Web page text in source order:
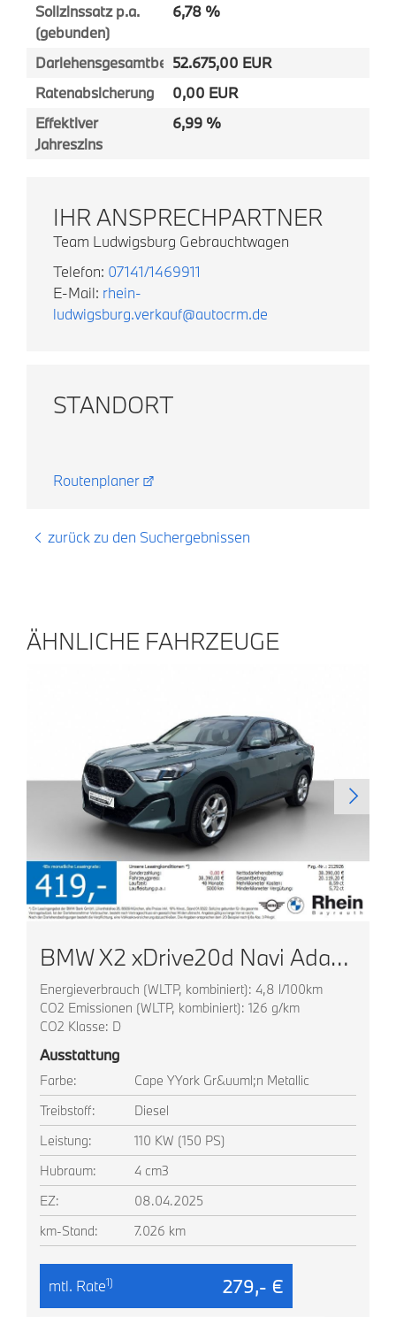
Sollzinssatz p.a.
(gebunden)
6,78 %
Darlehensgesamtbetrag52.675,00 EUR
Ratenabsicherung
0,00 EUR
Effektiver
Jahreszins
6,99 %
IHR ANSPRECHPARTNER
Team Ludwigsburg Gebrauchtwagen
Telefon: 07141/1469911
E-Mail: rhein-
ludwigsburg.verkauf@autocrm.de
STANDORT
Routenplaner
zurück zu den Suchergebnissen
ÄHNLICHE FAHRZEUGE
BMW X2 xDrive20d Navi AdapLED ACC HUD Park+ Komfortz
Energieverbrauch (WLTP, kombiniert): 4,8 l/100km
CO2 Emissionen (WLTP, kombiniert): 126 g/km
CO2 Klasse: D
Ausstattung
Farbe:
Cape YYork Gr&uuml;n Metallic
Treibstoff:
Diesel
Leistung:
110 KW (150 PS)
Hubraum:
4 cm3
EZ:
08.04.2025
km-Stand:
7.026 km
mtl. Rate1) 279,- €